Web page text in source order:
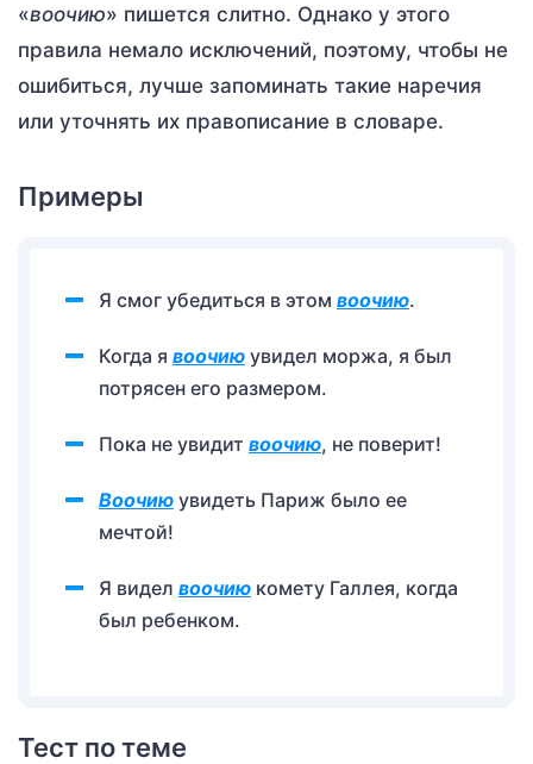
«воочию» пишется слитно. Однако у этого
правила немало исключений, поэтому, чтобы не
ошибиться, лучше запоминать такие наречия
или уточнять их правописание в словаре.
Примеры
Я смог убедиться в этом воочию.
Когда я воочию увидел моржа, я был
потрясен его размером.
Пока не увидит воочию, не поверит!
Воочию увидеть Париж было ее
мечтой!
Я видел воочию комету Галлея, когда
был ребенком.
Тест по теме